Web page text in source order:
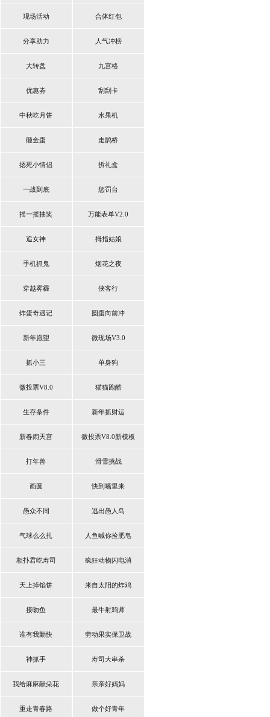
现场活动 合体红包
分享助力 人气冲榜
大转盘 九宫格
优惠劵 刮刮卡
中秋吃月饼 水果机
砸金蛋 走鹊桥
摁死小情侣 拆礼盒
一战到底 惩罚台
摇一摇抽奖 万能表单V2.0
追女神 拇指姑娘
手机抓鬼 烟花之夜
穿越雾霾 侠客行
炸蛋奇遇记 圆蛋向前冲
新年愿望 微现场V3.0
抓小三 单身狗
微投票V8.0 猫猫跑酷
生存条件 新年抓财运
新春闹天宫 微投票V8.0新模板
打年兽 滑雪挑战
画圆 快到嘴里来
愚众不同 逃出愚人岛
气球么么扎 人鱼喊你捡肥皂
相扑君吃寿司 疯狂动物闪电消
天上掉馅饼 来自太阳的炸鸡
接吻鱼 最牛射鸡师
谁有我勤快 劳动果实保卫战
神抓手 寿司大串杀
我给麻麻献朵花 亲亲好妈妈
重走青春路 做个好青年